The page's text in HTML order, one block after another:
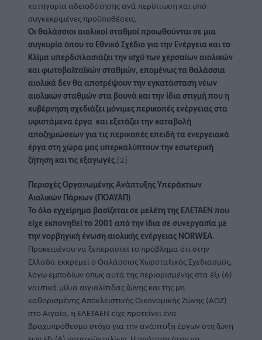
κατηγορία αδειοδότησης ανά περίπτωση και υπό
συγκεκριμένες προϋποθέσεις.
Οι θαλάσσιοι αιολικοί σταθμοί προωθούνται σε μια
συγκυρία όπου το Εθνικό Σχέδιο για την Ενέργεια και το
Κλίμα υπερδιπλασιάζει την ισχύ των χερσαίων αιολικών
και φωτοβολταϊκών σταθμών, επομένως τα θαλάσσια
αιολικά δεν θα αποτρέψουν την εγκατάσταση νέων
αιολικών σταθμών στα βουνά και την ίδια στιγμή που η
κυβέρνηση σχεδιάζει μόνιμες περικοπές ενέργειας στα
υφιστάμενα έργα  και εξετάζει την καταβολή
αποζημιώσεων για τις περικοπές επειδή τα ενεργειακά
έργα στη χώρα μας υπερκαλύπτουν την εσωτερική
ζήτηση και τις εξαγωγές.[2]
Περιοχές Οργανωμένης Ανάπτυξης Υπεράκτιων
Αιολικών Πάρκων (ΠΟΑΥΑΠ)
Το όλο εγχείρημα βασίζεται σε μελέτη της ΕΛΕΤΑΕΝ που
είχε εκπονηθεί το 2001 από την ίδια σε συνεργασία με
την νορβηγική ένωση αιολικής ενέργειας NORWEA.
Προκειμένου να ξεπεραστεί το πρόβλημα ότι στην
Ελλάδα εκκρεμεί ο Θαλάσσιος Χωροταξικός Σχεδιασμός,
λόγω εμποδίων όπως αυτά της περιορισμένης στα έξι (6)
ναυτικά μίλια αιγιαλίτιδας ζώνης και της μη
καθορισμένης Αποκλειστικής Οικονομικής Ζώνης (ΑΟΖ)
στο Αιγαίο, η ΕΛΕΤΑΕΝ είχε προτείνει ένα
βραχυπρόθεσμο στόχο για την ανάπτυξη έργων στη ζώνη